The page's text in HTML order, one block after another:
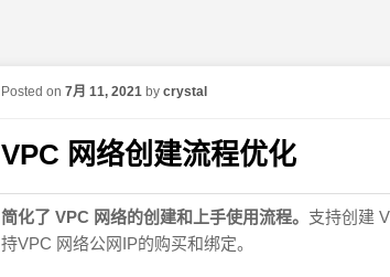
VPC 网络创建流程优化
Posted on7月 11, 2021 bycrystal
简化了 VPC 网络的创建和上手使用流程。 支持创建
持VPC 网络公网IP的购买和绑定。